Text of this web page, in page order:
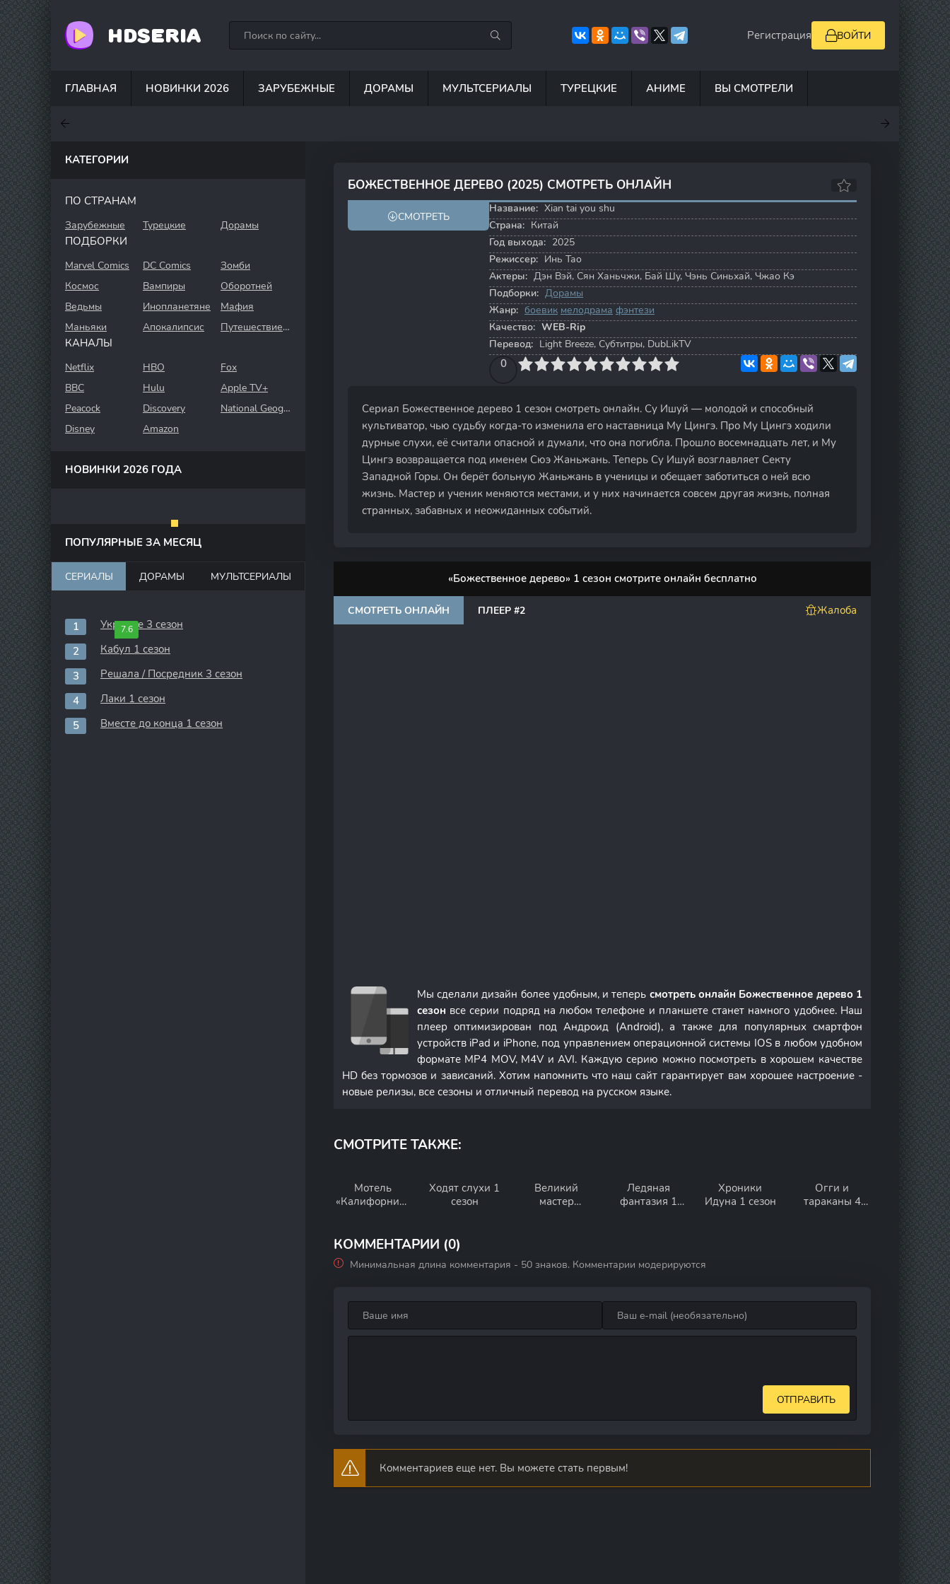
HDSERIA Регистрация ВОЙТИ
ГЛАВНАЯ НОВИНКИ 2026 ЗАРУБЕЖНЫЕ ДОРАМЫ МУЛЬТСЕРИАЛЫ ТУРЕЦКИЕ АНИМЕ ВЫ СМОТРЕЛИ
5
БОЖЕСТВЕННОЕ ДЕРЕВО (2025) СМОТРЕТЬ ОНЛАЙН
8.1 7.4
СМОТРЕТЬ
Название: Xian tai you shu
Страна: Китай
Год выхода: 2025
Режиссер: Инь Тао
Актеры: Дэн Вэй, Сян Ханьчжи, Бай Шу, Чэнь Синьхай, Чжао Кэ
Подборки: Дорамы
Жанр: боевик мелодрама фэнтези
Качество: WEB-Rip
Перевод: Light Breeze, Субтитры, DubLikTV
0
4 6 7 8 9 10
Сериал Божественное дерево 1 сезон смотреть онлайн. Су Ишуй — молодой и способный
культиватор, чью судьбу когда-то изменила его наставница Му Цингэ. Про Му Цингэ ходили
дурные слухи, её считали опасной и думали, что она погибла. Прошло восемнадцать лет, и Му
Цингэ возвращается под именем Сюэ Жаньжань. Теперь Су Ишуй возглавляет Секту
Западной Горы. Он берёт больную Жаньжань в ученицы и обещает заботиться о ней всю
жизнь. Мастер и ученик меняются местами, и у них начинается совсем другая жизнь, полная
странных, забавных и неожиданных событий.
«Божественное дерево» 1 сезон смотрите онлайн бесплатно
СМОТРЕТЬ ОНЛАЙН ПЛЕЕР #2 Жалоба
Мы сделали дизайн более удобным, и теперь смотреть онлайн Божественное дерево 1
сезон все серии подряд на любом телефоне и планшете станет намного удобнее. Наш
плеер оптимизирован под Андроид (Android), а также для популярных смартфон
устройств iPad и iPhone, под управлением операционной системы IOS в любом удобном
формате MP4 MOV, M4V и AVI. Каждую серию можно посмотреть в хорошем качестве
HD без тормозов и зависаний. Хотим напомнить что наш сайт гарантирует вам хорошее настроение -
новые релизы, все сезоны и отличный перевод на русском языке.
СМОТРИТЕ ТАКЖЕ:
Мотель
«Калифорния»
Ходят слухи 1
сезон
Великий
мастер
Ледяная
фантазия 1
Хроники
Идуна 1 сезон
Огги и
тараканы 4
КОММЕНТАРИИ (0)
Минимальная длина комментария - 50 знаков. Комментарии модерируются
ОТПРАВИТЬ
Комментариев еще нет. Вы можете стать первым!
КАТЕГОРИИ
ПО СТРАНАМ
Зарубежные Турецкие Дорамы
ПОДБОРКИ
Marvel Comics DC Comics
Зомби
Космос
Вампиры
Оборотней
Ведьмы
Инопланетяне
Мафия
Маньяки
Апокалипсис Путешествие во времени
КАНАЛЫ
Netflix HBO
Fox
BBC
Hulu
Apple TV+
Peacock
Discovery
National Geographic
Disney
Amazon
НОВИНКИ 2026 ГОДА
ПОПУЛЯРНЫЕ ЗА МЕСЯЦ
СЕРИАЛЫ ДОРАМЫ МУЛЬТСЕРИАЛЫ
7.6
Укрытие 3 сезон
Кабул 1 сезон
Решала / Посредник 3 сезон
Лаки 1 сезон
Вместе до конца 1 сезон